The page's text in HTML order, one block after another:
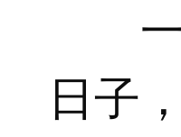
日子